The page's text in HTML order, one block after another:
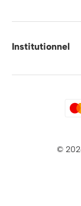
Institutionnel
©